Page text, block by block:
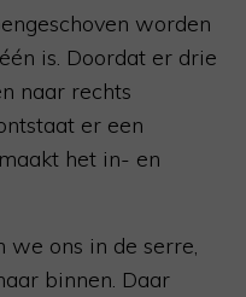
worden
is. Doordat er drie
naar rechts
er een
het in- en
we ons in de serre,
binnen. Daar